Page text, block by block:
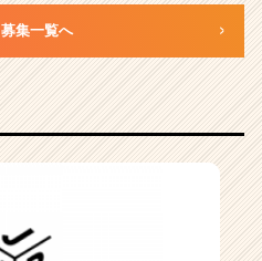
募集一覧へ